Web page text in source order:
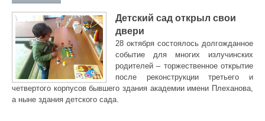
Детский сад открыл свои
двери
28 октября состоялось долгожданное
событие для многих излучинских
родителей – торжественное открытие
после реконструкции третьего и
четвертого корпусов бывшего здания академии имени Плеханова,
а ныне здания детского сада.